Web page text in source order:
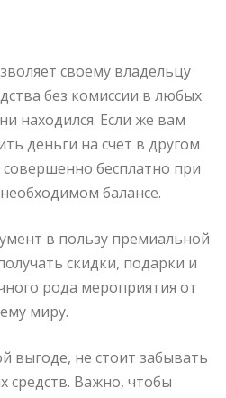
своему владельцу
без комиссии в любых
находился. Если же вам
деньги на счет в другом
совершенно бесплатно при
балансе.
в пользу премиальной
скидки, подарки и
рода мероприятия от
миру.
выгоде, не стоит забывать
средств. Важно, чтобы